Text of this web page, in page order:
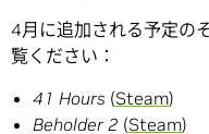
4月に追加される予定の
覧ください：
41 Hours (Steam)
Beholder 2 (Steam)